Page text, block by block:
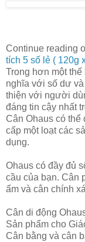
Continue reading
tích 5 số lẻ ( 120g
Trong hơn một
nghĩa với số dư
thiện với người
đáng tin cậy nhất
Cân Ohaus có
cấp một loạt các
dụng.
Ohaus có đầy đủ
cầu của bạn. Cân
ẩm và cân chính
Cân di động
Sản phẩm cho
Cân bằng và cân